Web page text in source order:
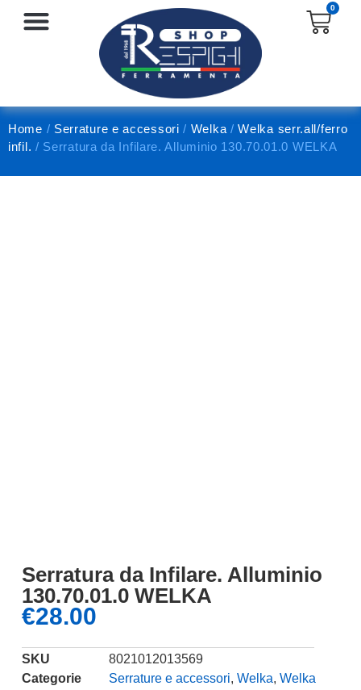
0
Home / Serrature e accessori / Welka /Welka serr.all/ferro
infil. / Serratura da Infilare. Alluminio 130.70.01.0 WELKA
Serratura da Infilare. Alluminio
130.70.01.0 WELKA
€28.00
SKU
8021012013569
Categorie
Serrature e accessori, Welka, Welka